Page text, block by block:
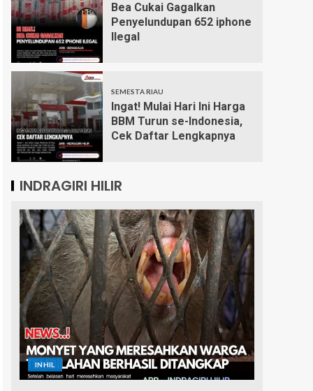
Bea Cukai Gagalkan
Penyelundupan 652 iphone
Ilegal
SEMESTA RIAU
Ingat! Mulai Hari Ini Harga
BBM Turun se-Indonesia,
Cek Daftar Lengkapnya
INDRAGIRI HILIR
INHIL